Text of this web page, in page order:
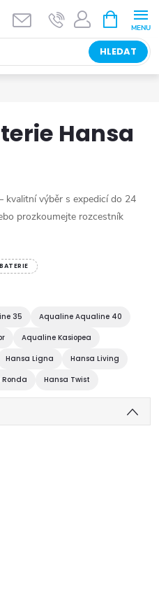
HLEDAT
NÁKUPNÍ
KOŠÍK
Hansa
výběr s expedicí do 24
prozkoumejte rozcestník
35
Aqualine Aqualine 40
Aqualine Kasiopea
Hansa Ligna
Hansa Living
Hansa Twist